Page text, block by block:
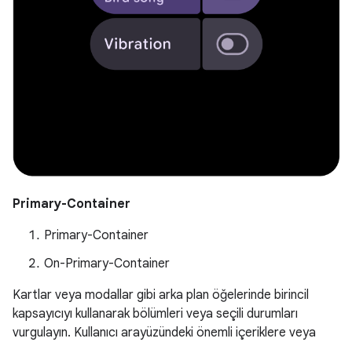
Primary-Container
Primary-Container
On-Primary-Container
Kartlar veya modallar gibi arka plan öğelerinde birincil
kapsayıcıyı kullanarak bölümleri veya seçili durumları
vurgulayın. Kullanıcı arayüzündeki önemli içeriklere veya